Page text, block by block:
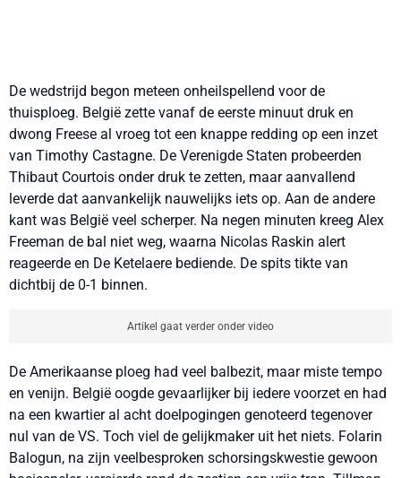
De wedstrijd begon meteen onheilspellend voor de
thuisploeg. België zette vanaf de eerste minuut druk en
dwong Freese al vroeg tot een knappe redding op een inzet
van Timothy Castagne. De Verenigde Staten probeerden
Thibaut Courtois onder druk te zetten, maar aanvallend
leverde dat aanvankelijk nauwelijks iets op. Aan de andere
kant was België veel scherper. Na negen minuten kreeg Alex
Freeman de bal niet weg, waarna Nicolas Raskin alert
reageerde en De Ketelaere bediende. De spits tikte van
dichtbij de 0-1 binnen.
Artikel gaat verder onder video
De Amerikaanse ploeg had veel balbezit, maar miste tempo
en venijn. België oogde gevaarlijker bij iedere voorzet en had
na een kwartier al acht doelpogingen genoteerd tegenover
nul van de VS. Toch viel de gelijkmaker uit het niets. Folarin
Balogun, na zijn veelbesproken schorsingskwestie gewoon